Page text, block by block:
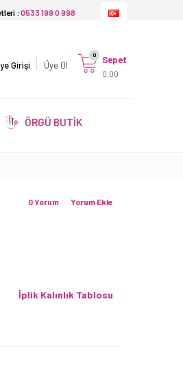
: 0533 199 0 998
Girişi Üye Ol Sepet
0,00
0
ÖRGÜ BUTİK
Yorum Ekle
0 Yorum
İplik Kalınlık Tablosu